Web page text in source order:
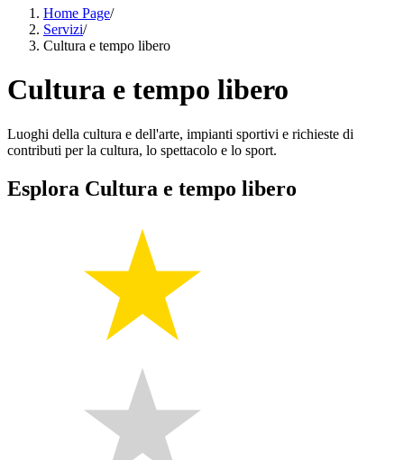
Home Page/
Servizi/
Cultura e tempo libero
Cultura e tempo libero
Luoghi della cultura e dell'arte, impianti sportivi e richieste di
contributi per la cultura, lo spettacolo e lo sport.
Esplora Cultura e tempo libero